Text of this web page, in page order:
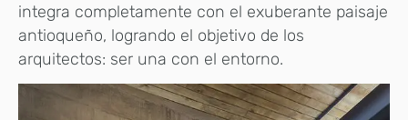
integra completamente con el exuberante paisaje
antioqueño, logrando el objetivo de los
arquitectos: ser una con el entorno.